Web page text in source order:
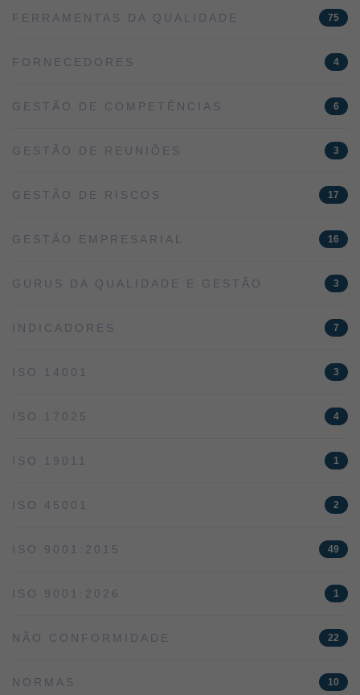
FERRAMENTAS DA QUALIDADE 75
FORNECEDORES 4
GESTÃO DE COMPETÊNCIAS 6
GESTÃO DE REUNIÕES 3
GESTÃO DE RISCOS 17
GESTÃO EMPRESARIAL 16
GURUS DA QUALIDADE E GESTÃO 3
INDICADORES 7
ISO 14001 3
ISO 17025 4
ISO 19011 1
ISO 45001 2
ISO 9001:2015 49
ISO 9001:2026 1
NÃO CONFORMIDADE 22
NORMAS 10